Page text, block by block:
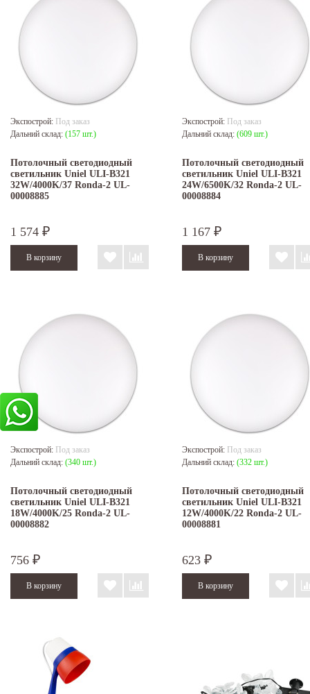
Экспострой: Под заказ
Дальний склад: (157 шт.)
Потолочный светодиодный
светильник Uniel ULI-B321
32W/4000K/37 Ronda-2 UL-
00008885
1 574 ₽
Экспострой: Под заказ
Дальний склад: (609 шт.)
Потолочный светодиодный
светильник Uniel ULI-B321
24W/6500K/32 Ronda-2 UL-
00008884
1 167 ₽
Экспострой: Под заказ
Дальний склад: (340 шт.)
Потолочный светодиодный
светильник Uniel ULI-B321
18W/4000K/25 Ronda-2 UL-
00008882
756 ₽
Экспострой: Под заказ
Дальний склад: (332 шт.)
Потолочный светодиодный
светильник Uniel ULI-B321
12W/4000K/22 Ronda-2 UL-
00008881
623 ₽